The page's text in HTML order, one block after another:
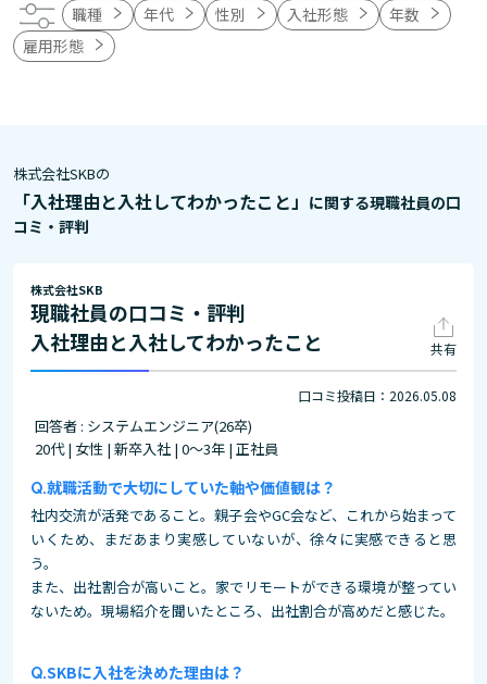
職種 年代 性別 入社形態
年数
雇用形態
株式会社SKBの
「入社理由と入社してわかったこと」 に関する現職社員の口
コミ・評判
株式会社SKB
現職社員の口コミ・評判
入社理由と入社してわかったこと
共有
口コミ投稿日：2026.05.08
回答者 : システムエンジニア(26卒)
20代 | 女性 | 新卒入社 | 0～3年 | 正社員
就職活動で大切にしていた軸や価値観は？
社内交流が活発であること。親子会やGC会など、これから始まって
いくため、まだあまり実感していないが、徐々に実感できると思
う。
また、出社割合が高いこと。家でリモートができる環境が整ってい
ないため。現場紹介を聞いたところ、出社割合が高めだと感じた。
SKBに入社を決めた理由は？